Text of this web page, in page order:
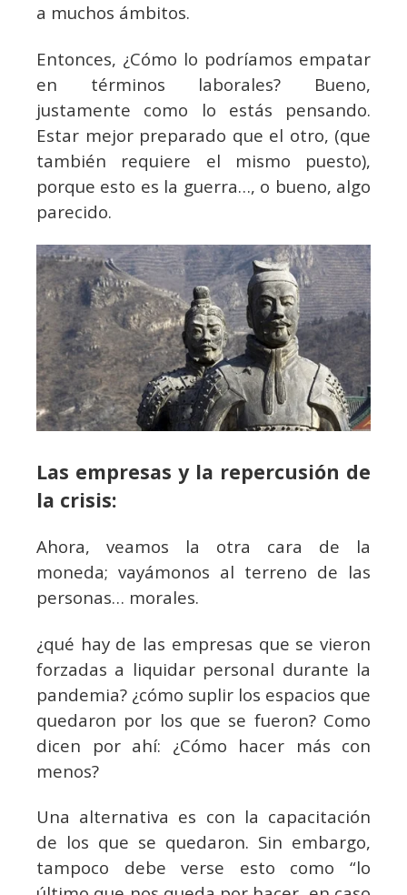
a muchos ámbitos.
Entonces, ¿Cómo lo podríamos empatar
en términos laborales? Bueno,
justamente como lo estás pensando.
Estar mejor preparado que el otro, (que
también requiere el mismo puesto),
porque esto es la guerra…, o bueno, algo
parecido.
Las empresas y la repercusión de
la crisis:
Ahora, veamos la otra cara de la
moneda; vayámonos al terreno de las
personas… morales.
¿qué hay de las empresas que se vieron
forzadas a liquidar personal durante la
pandemia? ¿cómo suplir los espacios que
quedaron por los que se fueron? Como
dicen por ahí: ¿Cómo hacer más con
menos?
Una alternativa es con la capacitación
de los que se quedaron. Sin embargo,
tampoco debe verse esto como “lo